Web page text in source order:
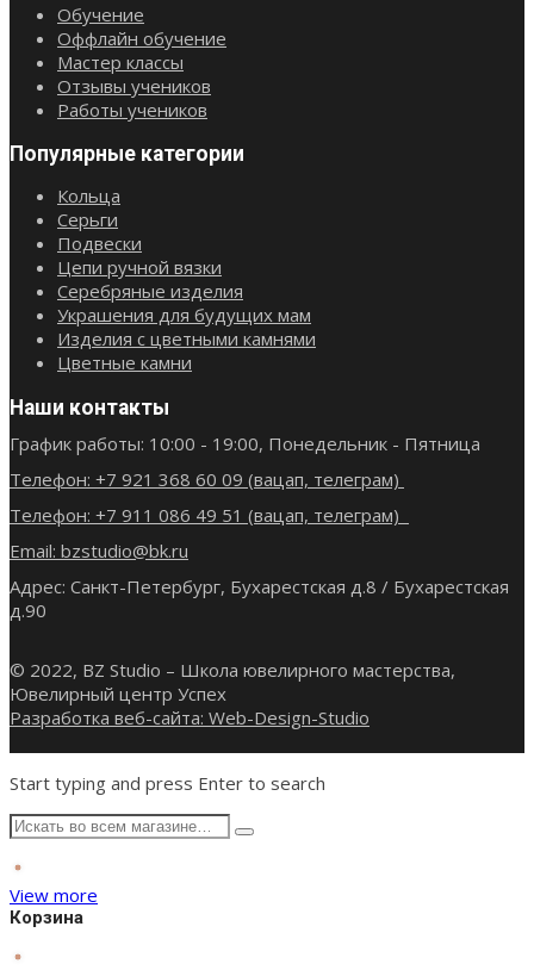
Обучение
Оффлайн обучение
Мастер классы
Отзывы учеников
Работы учеников
Популярные категории
Кольца
Серьги
Подвески
Цепи ручной вязки
Серебряные изделия
Украшения для будущих мам
Изделия с цветными камнями
Цветные камни
Наши контакты
График работы: 10:00 - 19:00, Понедельник - Пятница
Телефон: +7 921 368 60 09 (вацап, телеграм)
Телефон: +7 911 086 49 51 (вацап, телеграм)
Email: bzstudio@bk.ru
Адрес: Санкт-Петербург, Бухарестская д.8 / Бухарестская
д.90
© 2022, BZ Studio – Школа ювелирного мастерства,
Ювелирный центр Успех
Разработка веб-сайта: Web-Design-Studio
Start typing and press Enter to search
View more
Корзина